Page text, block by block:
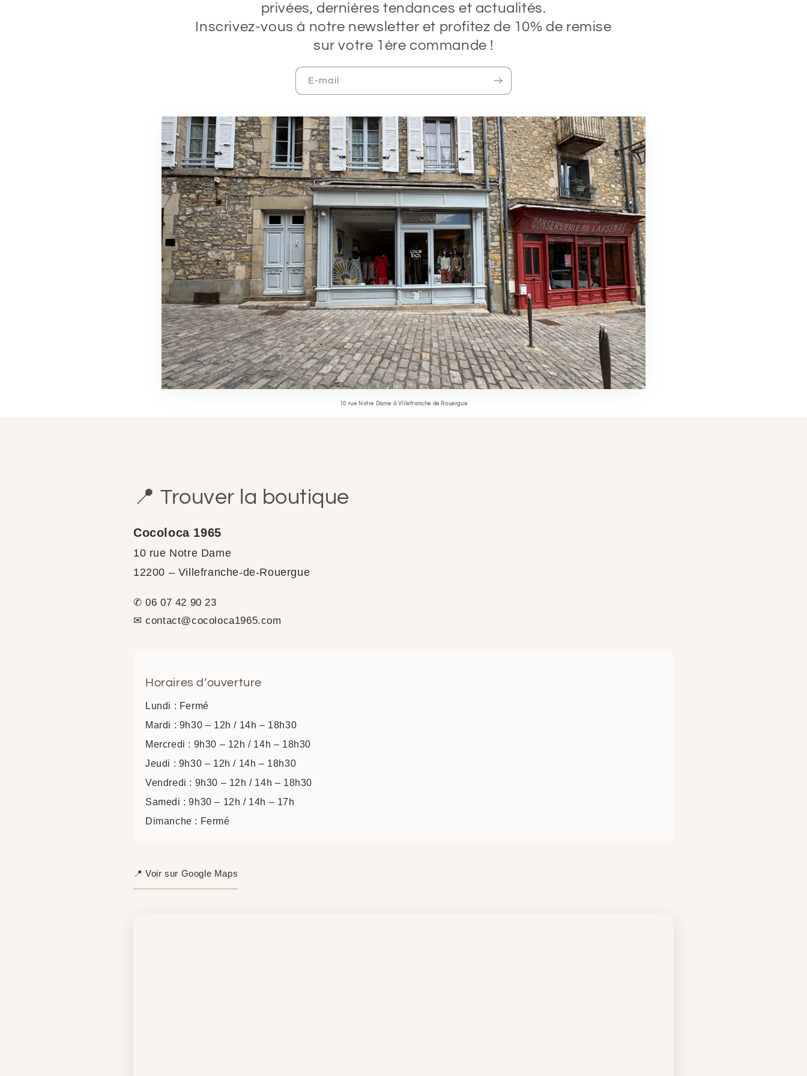
privées, dernières tendances et actualités.
Inscrivez-vous à notre newsletter et profitez de 10% de remise
sur votre 1ère commande !
E-mail
10 rue Notre Dame à Villefranche de Rouergue
📍 Trouver la boutique
Cocoloca 1965
10 rue Notre Dame
12200 – Villefranche-de-Rouergue
✆ 06 07 42 90 23
✉ contact@cocoloca1965.com
Horaires d’ouverture
Lundi : Fermé
Mardi : 9h30 – 12h / 14h – 18h30
Mercredi : 9h30 – 12h / 14h – 18h30
Jeudi : 9h30 – 12h / 14h – 18h30
Vendredi : 9h30 – 12h / 14h – 18h30
Samedi : 9h30 – 12h / 14h – 17h
Dimanche : Fermé
📍 Voir sur Google Maps